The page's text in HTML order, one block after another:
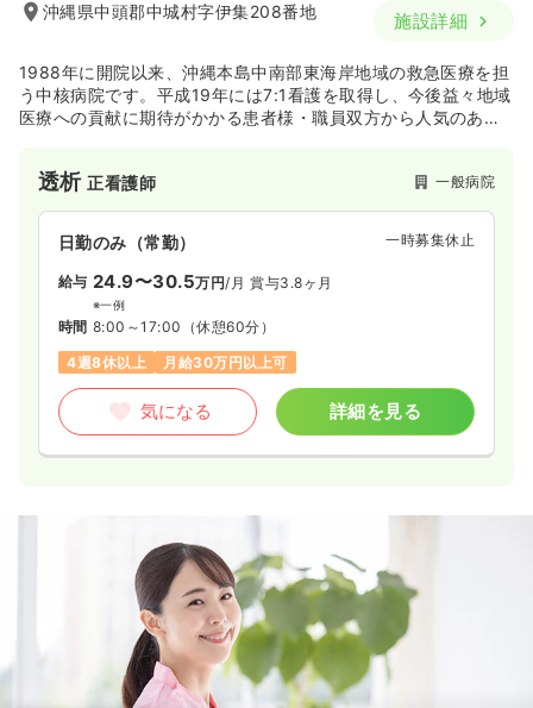
沖縄県中頭郡中城村字伊集208番地 施設詳細
1988年に開院以来、沖縄本島中南部東海岸地域の救急医療を担
う中核病院です。平成19年には7:1看護を取得し、今後益々地域
医療への貢献に期待がかかる患者様・職員双方から人気のある
透析正看護師 一般病院
日勤のみ（常勤） 一時募集休止
給与 24.9〜30.5万円/月 賞与3.8ヶ月
※一例
時間 8:00～17:00 （休憩60分）
4週8休以上
月給30万円以上可
気になる 詳細を見る